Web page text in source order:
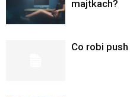
majtkach?
Co robi